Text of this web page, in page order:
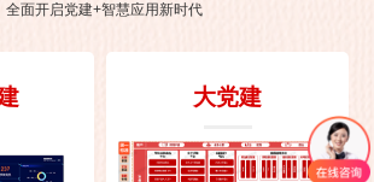
全面开启党建+智慧应用新时代
大党建